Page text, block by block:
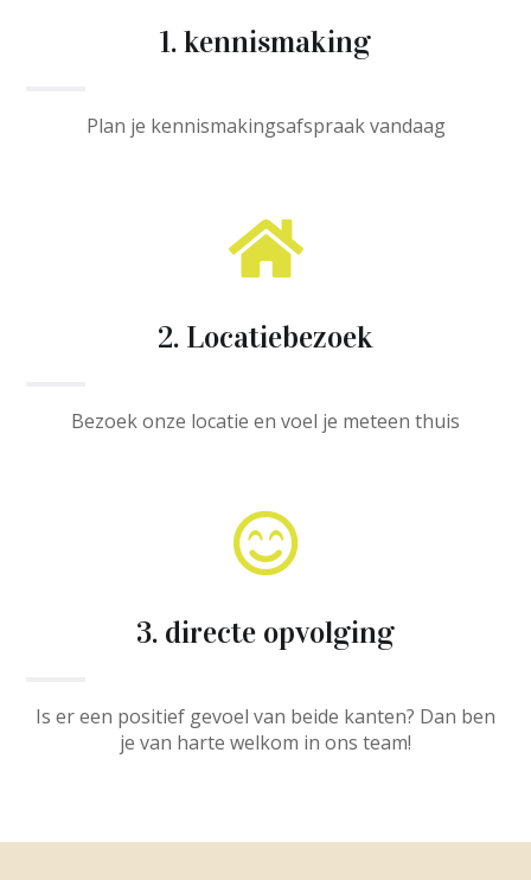
1. kennismaking
Plan je kennismakingsafspraak vandaag

2. Locatiebezoek
Bezoek onze locatie en voel je meteen thuis

3. directe opvolging
Is er een positief gevoel van beide kanten? Dan ben
je van harte welkom in ons team!